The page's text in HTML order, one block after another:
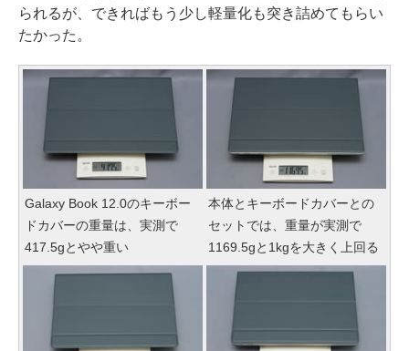
られるが、できればもう少し軽量化も突き詰めてもらい
たかった。
Galaxy Book 12.0のキーボー
ドカバーの重量は、実測で
417.5gとやや重い
本体とキーボードカバーとの
セットでは、重量が実測で
1169.5gと1kgを大きく上回る